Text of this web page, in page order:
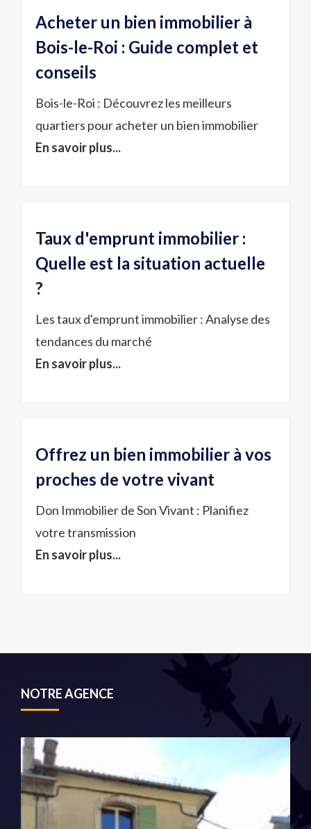
Acheter un bien immobilier à
Bois-le-Roi : Guide complet et
conseils
Bois-le-Roi : Découvrez les meilleurs
quartiers pour acheter un bien immobilier
En savoir plus...
Taux d'emprunt immobilier :
Quelle est la situation actuelle
?
Les taux d'emprunt immobilier : Analyse des
tendances du marché
En savoir plus...
Offrez un bien immobilier à vos
proches de votre vivant
Don Immobilier de Son Vivant : Planifiez
votre transmission
En savoir plus...
NOTRE AGENCE